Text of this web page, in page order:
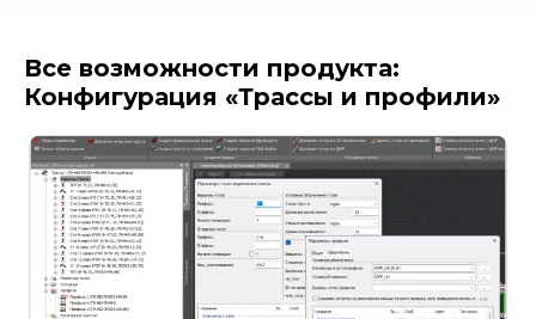
Все возможности продукта:
Конфигурация «Трассы и профили»